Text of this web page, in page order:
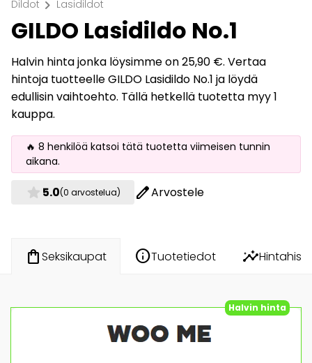
Dildot chevron_right Lasidildot
GILDO Lasidildo No.1
Halvin hinta jonka löysimme on 25,90 €. Vertaa
hintoja tuotteelle GILDO Lasidildo No.1 ja löydä
edullisin vaihtoehto. Tällä hetkellä tuotetta myy 1
kauppa.
🔥 8 henkilöä katsoi tätä tuotetta viimeisen tunnin
aikana.
star 5.0(0 arvostelua) editArvostele
shopping_bagSeksikaupat infoTuotetiedot insights
Halvin hinta